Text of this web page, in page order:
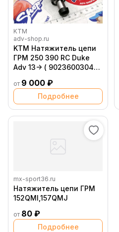
KTM
adv-shop.ru
KTM Натяжитель цепи
ГРМ 250 390 RC Duke
Adv 13-> ( 90236003044
от 9 000 ₽
Подробнее
mx-sport36.ru
Натяжитель цепи ГРМ
152QMI,157QMJ
от 80 ₽
Подробнее